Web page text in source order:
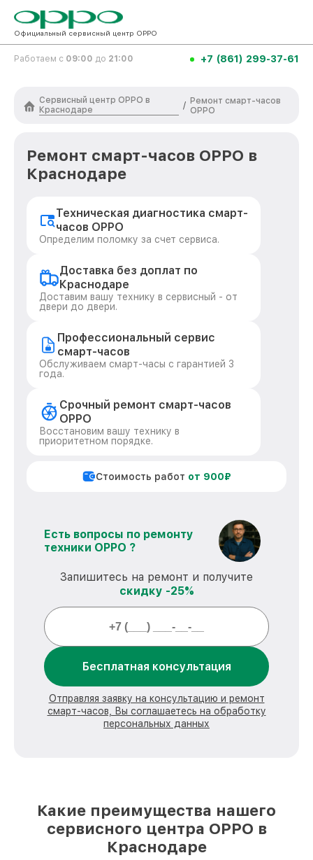
Официальный сервисный центр OPPO
Работаем с 09:00 до 21:00 +7 (861) 299-37-61
Сервисный центр OPPO в
Краснодаре
/ Ремонт смарт-часов
OPPO
Ремонт смарт-часов OPPO в
Краснодаре
Техническая диагностика смарт-
часов OPPO
Определим поломку за счет сервиса.
Доставка без доплат по
Краснодаре
Доставим вашу технику в сервисный - от
двери до двери.
Профессиональный сервис
смарт-часов
Обслуживаем смарт-часы с гарантией 3
года.
Срочный ремонт смарт-часов
OPPO
Восстановим вашу технику в
приоритетном порядке.
Стоимость работ от 900₽
Есть вопросы по ремонту
техники OPPO ?
Запишитесь на ремонт и получите
скидку -25%
Бесплатная консультация
Отправляя заявку на консультацию и ремонт
смарт-часов, Вы соглашаетесь на обработку
персональных данных
Какие преимущества нашего
сервисного центра OPPO в
Краснодаре